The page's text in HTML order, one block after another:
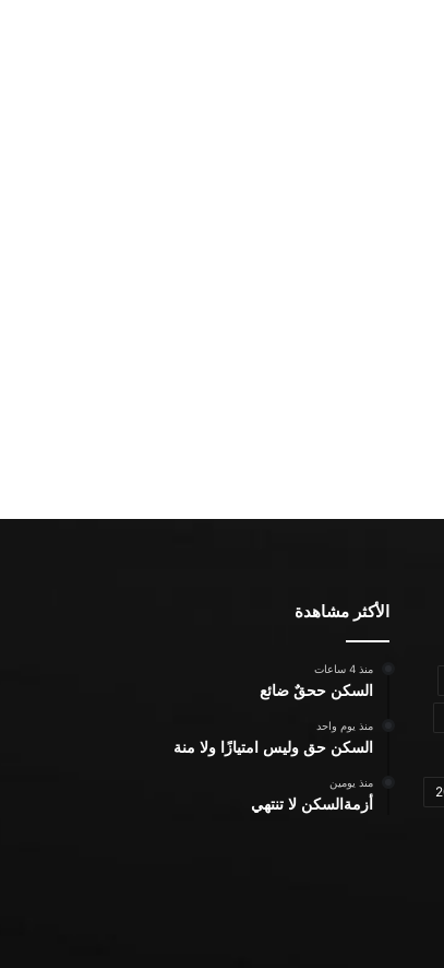
الأكثر مشاهدة
منذ 4 ساعات
السكن ححقٌ ضائع
منذ يوم واحد
السكن حق وليس امتيازًا ولا منة
منذ يومين
أزمةالسكن لا تنتهي